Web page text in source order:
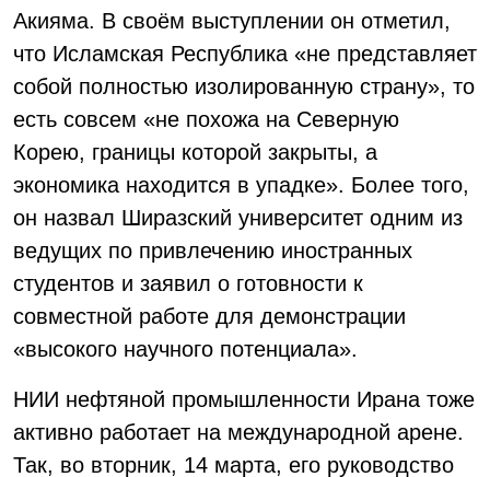
Акияма. В своём выступлении он отметил,
что Исламская Республика «не представляет
собой полностью изолированную страну», то
есть совсем «не похожа на Северную
Корею, границы которой закрыты, а
экономика находится в упадке». Более того,
он назвал Ширазский университет одним из
ведущих по привлечению иностранных
студентов и заявил о готовности к
совместной работе для демонстрации
«высокого научного потенциала».
НИИ нефтяной промышленности Ирана тоже
активно работает на международной арене.
Так, во вторник, 14 марта, его руководство